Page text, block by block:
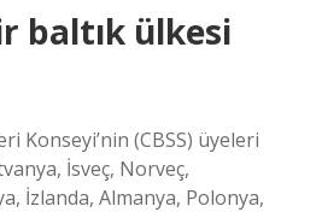
baltık ülkesi
Konseyi’nin (CBSS) üyeleri
İsveç, Norveç,
İzlanda, Almanya, Polonya,